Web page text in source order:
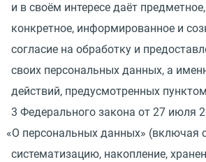
и в своём интересе даёт
конкретное, информированное и
согласие на обработку и
своих персональных данных, а
действий, предусмотренных
3 Федерального закона от 27 июля
«О персональных данных» (включая
систематизацию, накопление,